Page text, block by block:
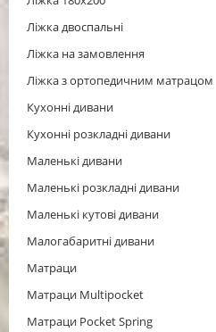
Ліжка двоспальні
Ліжка на замовлення
Ліжка з ортопедичним матрацом
Кухонні дивани
Кухонні розкладні дивани
Маленькі дивани
Маленькі розкладні дивани
Маленькі кутові дивани
Малогабаритні дивани
Матраци
Матраци Multipocket
Матраци Pocket Spring